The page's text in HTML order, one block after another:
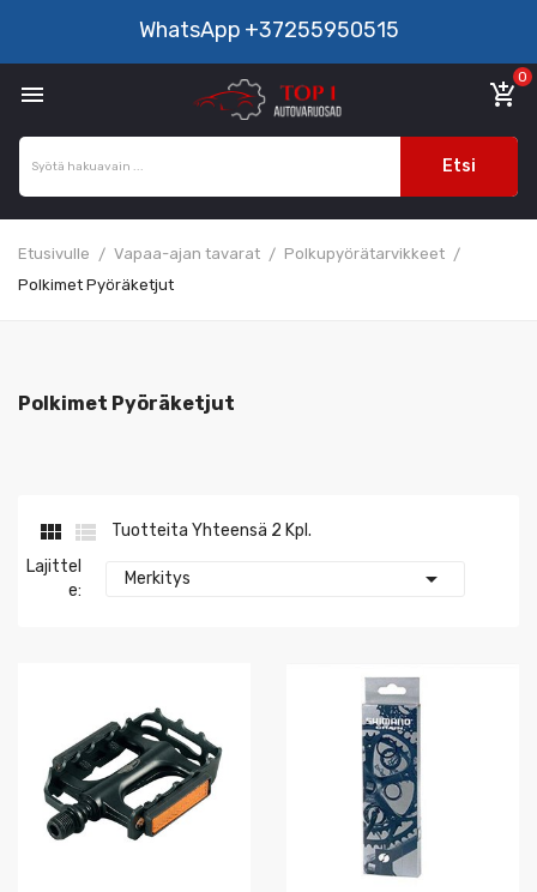
WhatsApp +37255950515
 add_shopping_cart
0
Etsi
Etusivulle Vapaa-ajan tavarat
Polkupyörätarvikkeet
Polkimet Pyöräketjut
Polkimet Pyöräketjut
 
Tuotteita Yhteensä 2 Kpl.
Lajittel
E:
Merkitys 